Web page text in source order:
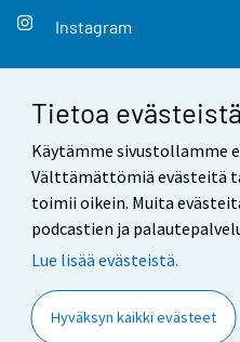
Tietoa evästeistä
Käytämme sivustollamme
Välttämättömiä evästeitä
toimii oikein. Muita
podcastien ja
Lue lisää evästeistä.
Hyväksyn kaikki evästeet
Instagram
Yhteystiedot
Palaute
Käyttöehdot
Saavutettavuus
Tietoa sivustosta